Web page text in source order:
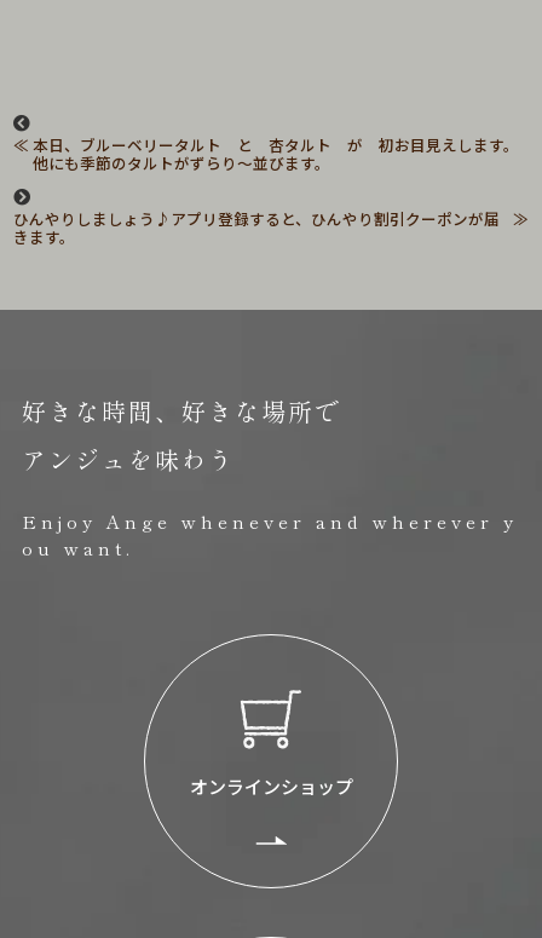
本日、ブルーベリータルト と 杏タルト が 初お目見えします。
他にも季節のタルトがずらり～並びます。
ひんやりしましょう♪アプリ登録すると、ひんやり割引クーポンが届
きます。
好きな時間、好きな場所で
アンジュを味わう
Enjoy Ange whenever and wherever y
ou want.
オンラインショップ